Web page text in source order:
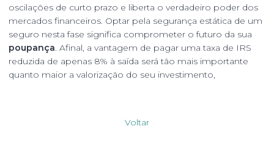
oscilações de curto prazo e liberta o verdadeiro poder dos
mercados financeiros. Optar pela segurança estática de um
seguro nesta fase significa comprometer o futuro da sua
poupança . Afinal, a vantagem de pagar uma taxa de IRS
reduzida de apenas 8% à saída será tão mais importante
quanto maior a valorização do seu investimento,
Voltar